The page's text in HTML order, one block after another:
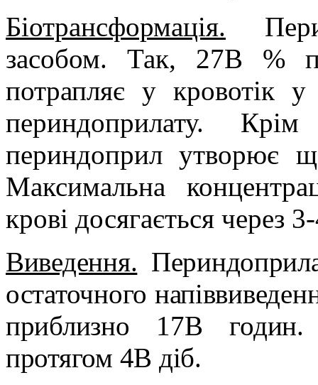
Біотрансформація.
засобом. Так, 27В %
потрапляє у кровотік у
периндоприлату. Крім
периндоприл утворює
Максимальна
крові досягається через
Виведення.
остаточного
приблизно 17В годин.
протягом 4В діб.